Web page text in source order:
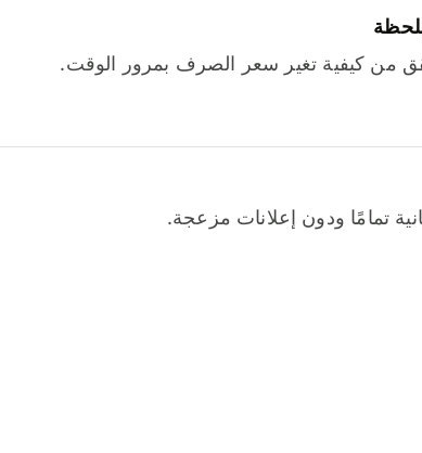
من كيفية تغير سعر الصرف بمرور الوقت.
تمامًا ودون إعلانات مزعجة.